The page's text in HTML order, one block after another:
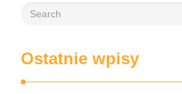
Ostatnie wpisy